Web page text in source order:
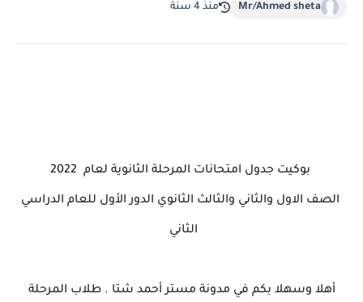
Mr/Ahmed sheta منذ 4 سنة
بوكيت جدول امتحانات المرحلة الثانوية لعام 2022
الصف الاول والثاني والثالث الثانوي الدور الأول للعام الدراسي
الثاني
أهلا وسهلا بكم في مدونة مستر أحمد شتا . طلاب المرحلة